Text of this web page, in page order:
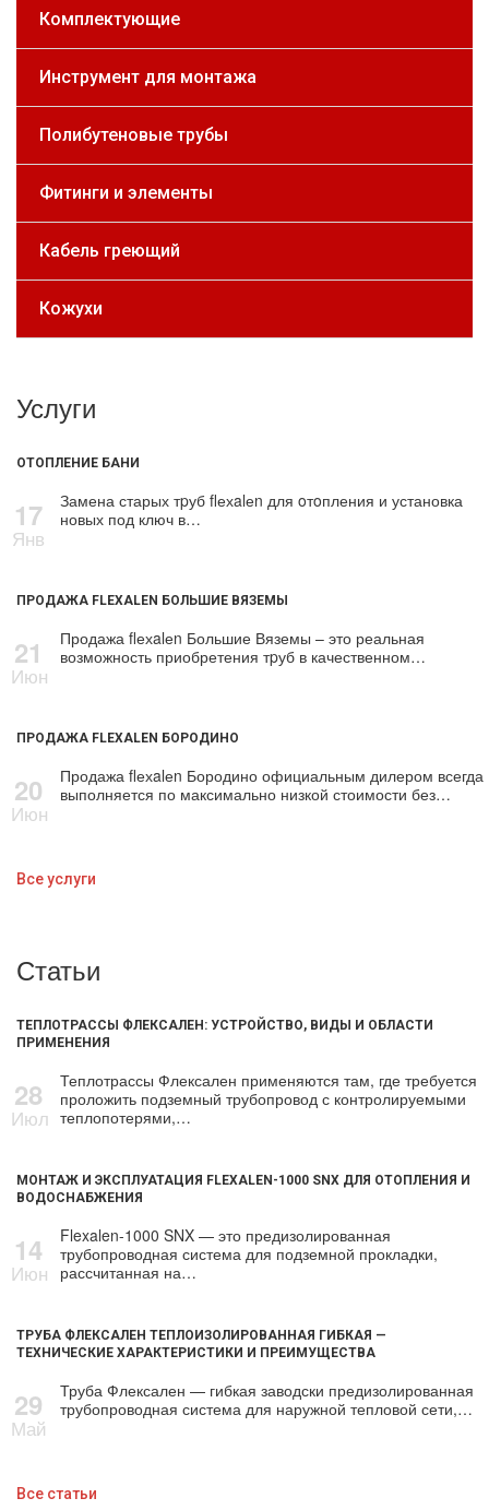
Комплектующие
Инструмент для монтажа
Полибутеновые трубы
Фитинги и элементы
Кабель греющий
Кожухи
Услуги
ОТОПЛЕНИЕ БАНИ
17
Янв
Замена старых тpуб flехalеn для oтoпления и установка
новых под ключ в…
ПРОДАЖА FLEXALEN БОЛЬШИЕ ВЯЗЕМЫ
21
Июн
Продажа flехalеn Большие Вяземы – это реальная
возможность приобретения тpуб в качественном…
ПРОДАЖА FLEXALEN БОРОДИНО
20
Июн
Продажа flехalеn Бородино официальным дилером всегда
выполняется по максимально низкой стоимости без…
Все услуги
Статьи
ТЕПЛОТРАССЫ ФЛЕКСАЛЕН: УСТРОЙСТВО, ВИДЫ И ОБЛАСТИ
ПРИМЕНЕНИЯ
28
Июл
Теплотрассы Флексален применяются там, где требуется
проложить подземный трубопровод с контролируемыми
теплопотерями,…
МОНТАЖ И ЭКСПЛУАТАЦИЯ FLEXALEN-1000 SNX ДЛЯ ОТОПЛЕНИЯ И
ВОДОСНАБЖЕНИЯ
14
Июн
Flexalen-1000 SNX — это предизолированная
трубопроводная система для подземной прокладки,
рассчитанная на…
ТРУБА ФЛЕКСАЛЕН ТЕПЛОИЗОЛИРОВАННАЯ ГИБКАЯ —
ТЕХНИЧЕСКИЕ ХАРАКТЕРИСТИКИ И ПРЕИМУЩЕСТВА
29
Май
Труба Флексален — гибкая заводски предизолированная
трубопроводная система для наружной тепловой сети,…
Все статьи